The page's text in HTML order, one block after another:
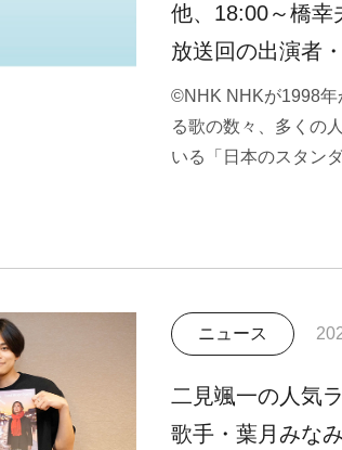
他、18:00～橋
放送回の出演者
©NHK NHKが1998年
る歌の数々、多くの
いる「日本のスタン
ニュース
二見颯一の人気
歌手・葉月みな